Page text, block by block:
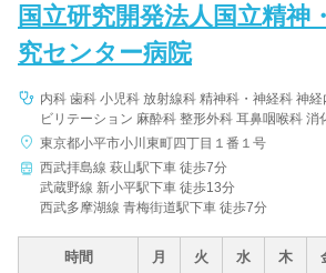
国立研究開発法人国立精神
究センター病院
内科 歯科 小児科 放射線科 精神科・神経科 神
ビリテーション 麻酔科 整形外科 耳鼻咽喉科 消
東京都小平市小川東町四丁目１番１号
西武拝島線 萩山駅下車 徒歩7分
武蔵野線 新小平駅下車 徒歩13分
西武多摩湖線 青梅街道駅下車 徒歩7分
時間 月 火 水 木